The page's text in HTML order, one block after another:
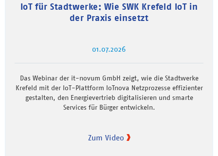
IoT für Stadtwerke: Wie SWK Krefeld IoT in
der Praxis einsetzt
01.07.2026
Das Webinar der it-novum GmbH zeigt, wie die Stadtwerke
Krefeld mit der IoT-Plattform IoTnova Netzprozesse effizienter
gestalten, den Energievertrieb digitalisieren und smarte
Services für Bürger entwickeln.
Zum Video